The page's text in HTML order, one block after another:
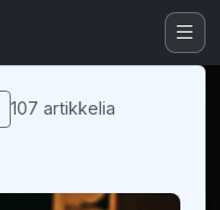
107 artikkelia